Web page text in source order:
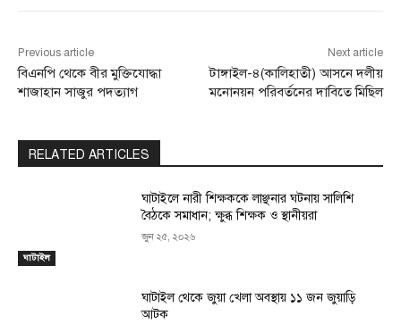
Previous article
বিএনপি থেকে বীর মুক্তিযোদ্ধা
শাজাহান সাজুর পদত্যাগ
Next article
টাঙ্গাইল-৪(কালিহাতী) আসনে দলীয়
মনোনয়ন পরিবর্তনের দাবিতে মিছিল
RELATED ARTICLES
ঘাটাইল
ঘাটাইলে নারী শিক্ষককে লাঞ্ছনার ঘটনায় সালিশি
বৈঠকে সমাধান; ক্ষুব্ধ শিক্ষক ও স্থানীয়রা
জুন ২৫, ২০২৬
ঘাটাইল থেকে জুয়া খেলা অবস্থায় ১১ জন জুয়াড়ি
আটক